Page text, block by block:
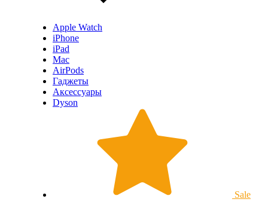
Apple Watch
iPhone
iPad
Mac
AirPods
Гаджеты
Аксессуары
Dyson
Sale